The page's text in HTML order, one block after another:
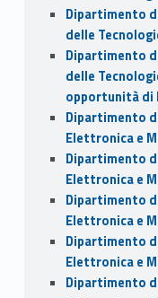
Dipartimento
delle
Dipartimento
delle
opportunità di
Dipartimento
Elettronica e
Dipartimento
Elettronica e
Dipartimento
Elettronica e
Dipartimento
Elettronica e
Dipartimento